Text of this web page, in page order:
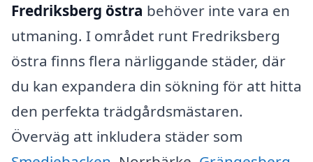
Fredriksberg östra behöver inte vara en
utmaning. I området runt Fredriksberg
östra finns flera närliggande städer, där
du kan expandera din sökning för att hitta
den perfekta trädgårdsmästaren.
Överväg att inkludera städer som